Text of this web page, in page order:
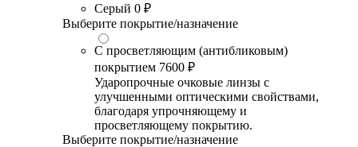
Серый 0 ₽
Выберите покрытие/назначение
С просветляющим (антибликовым)
покрытием 7600 ₽
Ударопрочные очковые линзы с
улучшенными оптическими свойствами,
благодаря упрочняющему и
просветляющему покрытию.
Выберите покрытие/назначение